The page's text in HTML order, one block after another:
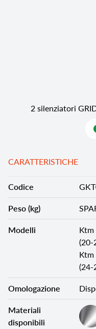
2 silenziatori
CARATTERISTICHE
Codice
Peso (kg)
Modelli
Ktm
(20-
Ktm
(24-
Omologazione
Materiali
disponibili